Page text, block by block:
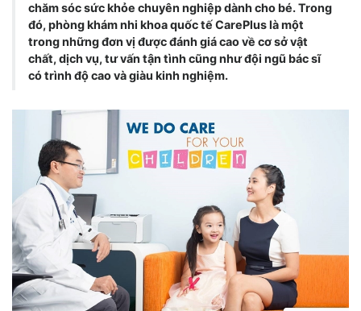
chăm sóc sức khỏe chuyên nghiệp dành cho bé. Trong
đó, phòng khám nhi khoa quốc tế CarePlus là một
trong những đơn vị được đánh giá cao về cơ sở vật
chất, dịch vụ, tư vấn tận tình cũng như đội ngũ bác sĩ
có trình độ cao và giàu kinh nghiệm.